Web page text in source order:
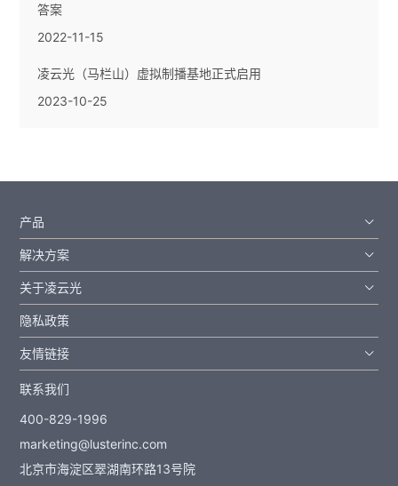
答案
2022-11-15
凌云光（马栏山）虚拟制播基地正式启用
2023-10-25
产品
解决方案
关于凌云光
隐私政策
友情链接
联系我们
400-829-1996
marketing@lusterinc.com
北京市海淀区翠湖南环路13号院